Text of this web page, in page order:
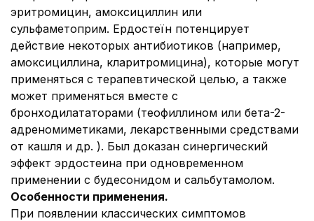
эритромицин, амоксициллин или
сульфаметоприм. Ердостеїн потенцирует
действие некоторых антибиотиков (например,
амоксициллина, кларитромицина), которые могут
применяться с терапевтической целью, а также
может применяться вместе с
бронходилататорами (теофиллином или бета-2-
адреномиметиками, лекарственными средствами
от кашля и др. ). Был доказан синергический
эффект эрдостеина при одновременном
применении с будесонидом и сальбутамолом.
Особенности применения.
При появлении классических симптомов